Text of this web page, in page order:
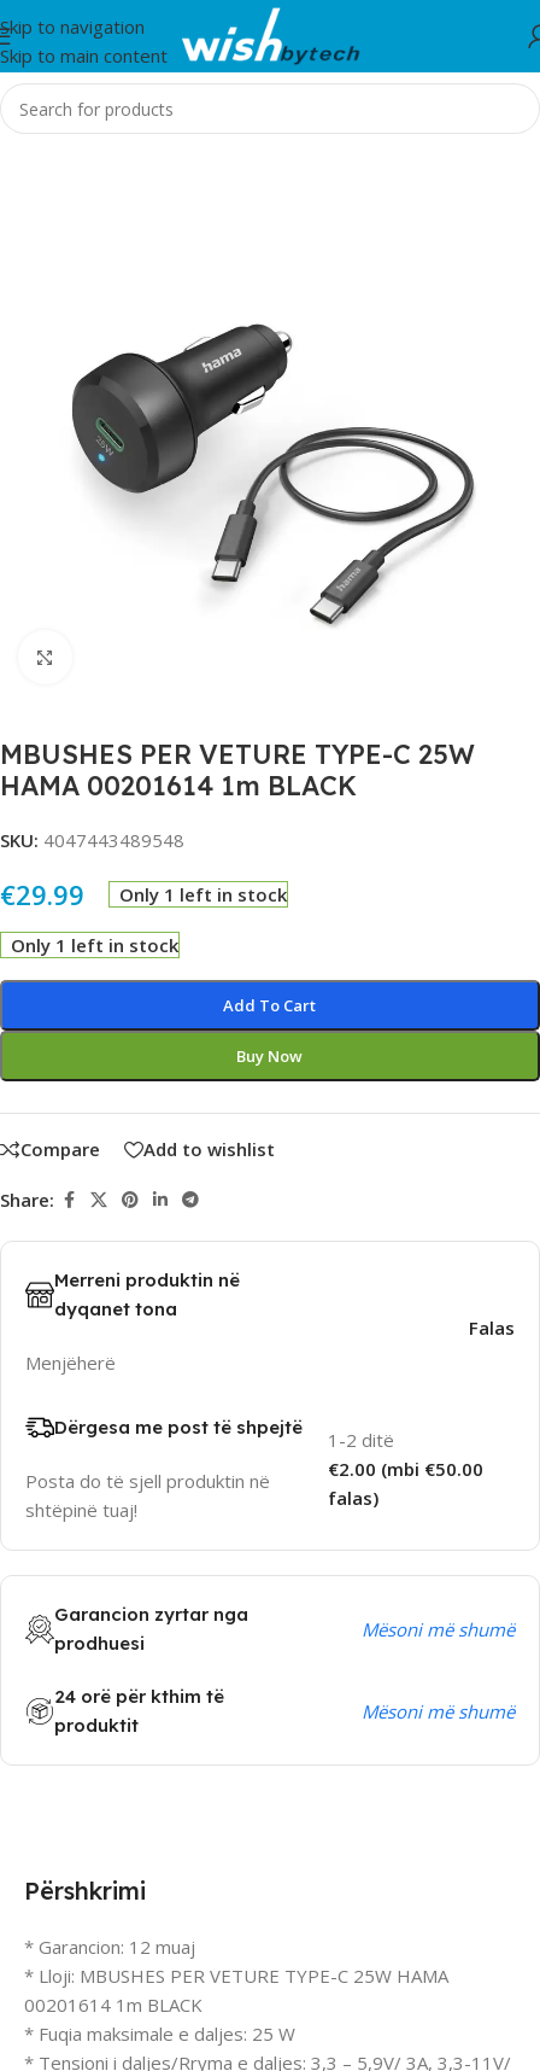
Skip to navigation
Skip to main content
Home/Hama
MBUSHES PER VETURE TYPE-C 25W
HAMA 00201614 1m BLACK
SKU: 4047443489548
€29.99 Only 1 left in stock
Only 1 left in stock
Add To Cart
Buy Now
Compare Add to wishlist
Share:
Merreni produktin në
dyqanet tona
Menjëherë
Falas
Dërgesa me post të shpejtë
Posta do të sjell produktin në
shtëpinë tuaj!
1-2 ditë
€2.00 (mbi €50.00
falas)
Garancion zyrtar nga
prodhuesi
Mësoni më shumë
24 orë për kthim të
produktit
Mësoni më shumë
Përshkrimi
* Garancion: 12 muaj
* Lloji: MBUSHES PER VETURE TYPE-C 25W HAMA
00201614 1m BLACK
* Fuqia maksimale e daljes: 25 W
* Tensioni i daljes/Rryma e daljes: 3,3 – 5,9V/ 3A, 3,3-11V/